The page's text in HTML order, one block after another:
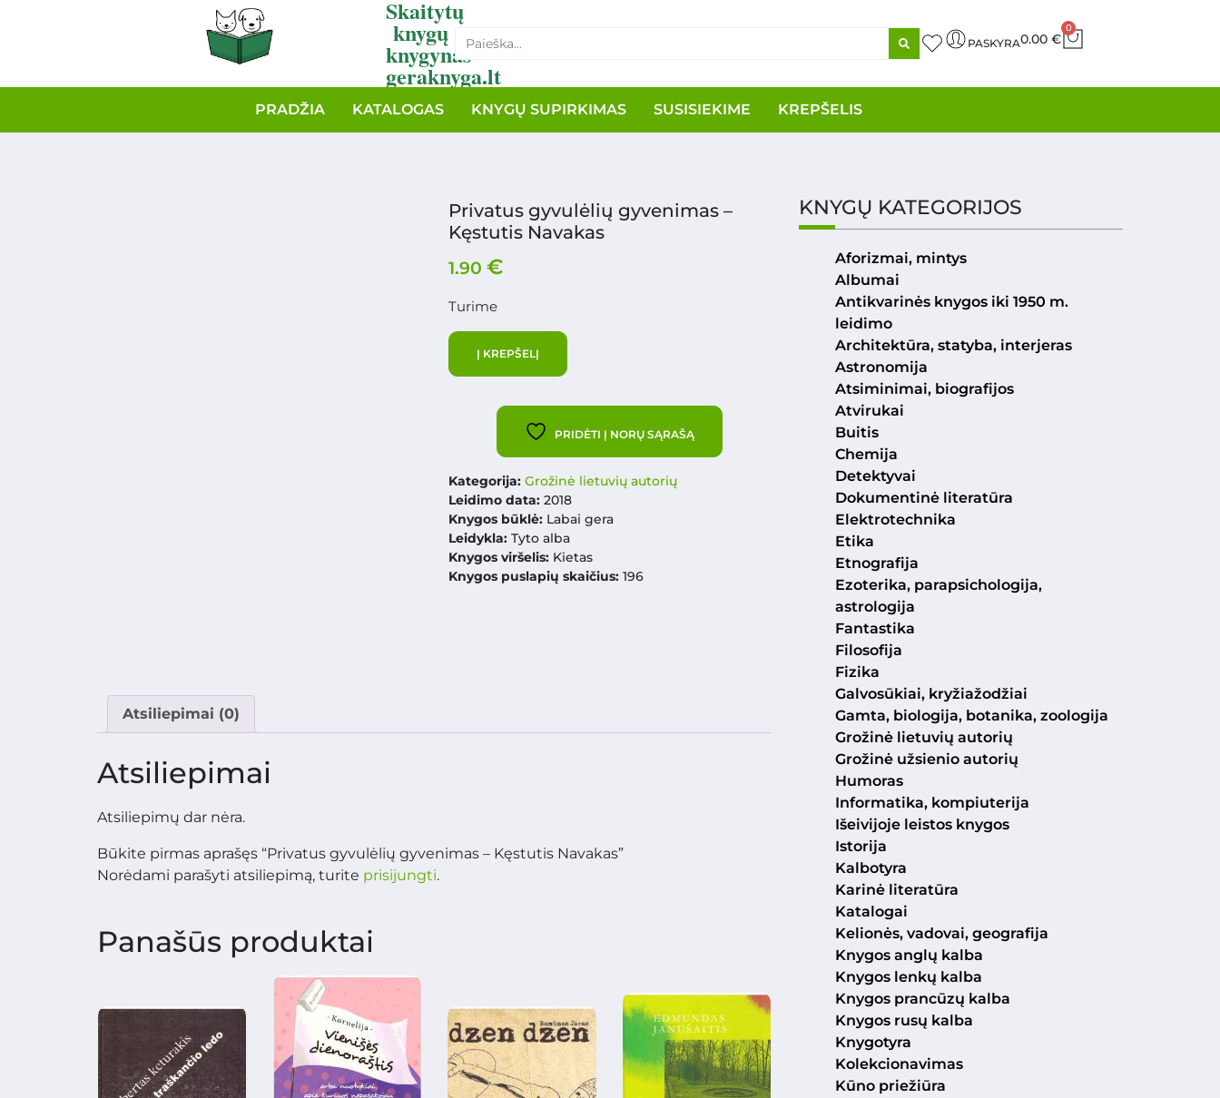
Skaitytų
knygų
knygynas
geraknyga.lt
PASKYRA0.00 €
0
PRADŽIA KATALOGAS KNYGŲ SUPIRKIMAS SUSISIEKIME KREPŠELIS
Privatus gyvulėlių gyvenimas –
Kęstutis Navakas
1.90 €
Turime
Į KREPŠELĮ
PRIDĖTI Į NORŲ SĄRAŠĄ
Kategorija: Grožinė lietuvių autorių
Leidimo data:2018
Knygos būklė: Labai gera
Leidykla:Tyto alba
Knygos viršelis: Kietas
Knygos puslapių skaičius: 196
Atsiliepimai (0)
Atsiliepimai
Atsiliepimų dar nėra.
Būkite pirmas aprašęs “Privatus gyvulėlių gyvenimas – Kęstutis Navakas”
Norėdami parašyti atsiliepimą, turite prisijungti.
Panašūs produktai
KNYGŲ KATEGORIJOS
Aforizmai, mintys
Albumai
Antikvarinės knygos iki 1950 m.
leidimo
Architektūra, statyba, interjeras
Astronomija
Atsiminimai, biografijos
Atvirukai
Buitis
Chemija
Detektyvai
Dokumentinė literatūra
Elektrotechnika
Etika
Etnografija
Ezoterika, parapsichologija,
astrologija
Fantastika
Filosofija
Fizika
Galvosūkiai, kryžiažodžiai
Gamta, biologija, botanika, zoologija
Grožinė lietuvių autorių
Grožinė užsienio autorių
Humoras
Informatika, kompiuterija
Išeivijoje leistos knygos
Istorija
Kalbotyra
Karinė literatūra
Katalogai
Kelionės, vadovai, geografija
Knygos anglų kalba
Knygos lenkų kalba
Knygos prancūzų kalba
Knygos rusų kalba
Knygotyra
Kolekcionavimas
Kūno priežiūra